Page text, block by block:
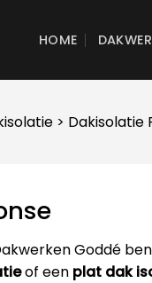
HOME
> Dakisolatie
Goddé
of een plat dak